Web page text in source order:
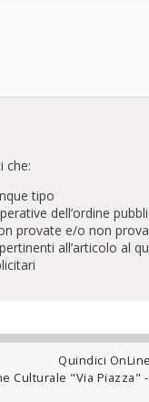
che:
tipo
dell’ordine
provate e/o non
all’articolo al
Quindici
Culturale "Via Piazza" -